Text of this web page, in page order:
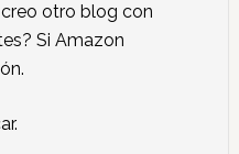
otro blog con
Si Amazon